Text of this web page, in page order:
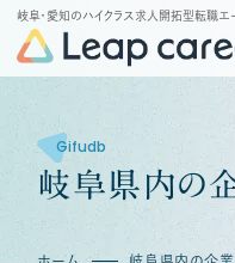
岐阜・愛知のハイクラス求人開拓型転職エ
Gifudb
岐阜県 内の